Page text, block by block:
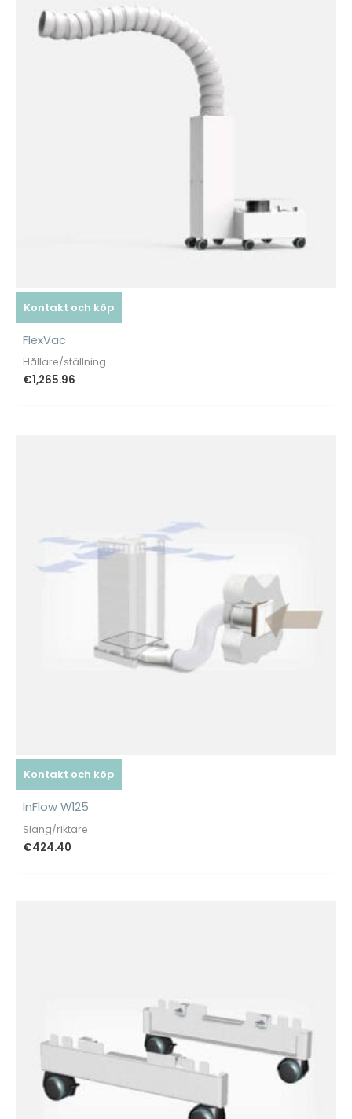
Kontakt och köp
FlexVac
Hållare/ställning
€1,265.96
Kontakt och köp
InFlow W125
Slang/riktare
€424.40